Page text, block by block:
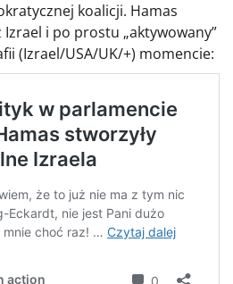
koalicji. Hamas
i po prostu „aktywowany”
(Izrael/USA/UK/+) momencie: